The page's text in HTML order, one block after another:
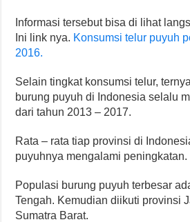
Informasi tersebut bisa di lihat
Ini link nya. Konsumsi telur puyuh
2016.
Selain tingkat konsumsi telur,
burung puyuh di Indonesia selalu
dari tahun 2013 – 2017.
Rata – rata tiap provinsi di
puyuhnya mengalami peningkatan.
Populasi burung puyuh terbesar
Tengah. Kemudian diikuti provinsi
Sumatra Barat.